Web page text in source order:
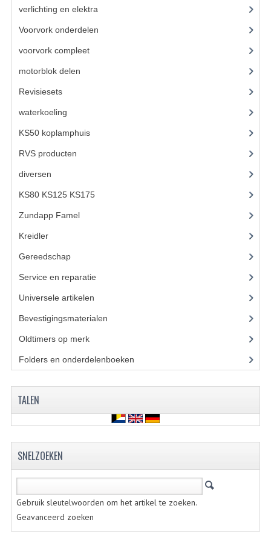
SPATBORDEN EN KENTEKENPLATEN
VOORVORK ONDERDELEN
MOTORBLOK DELEN
CARBURATEURDELEN
CARBURATEURS EN SPROEIERS
verlichting en elektra
Voorvork onderdelen
voorvork compleet(30)
motorblok delen
Revisiesets(85)
waterkoeling
KS50 koplamphuis(22)
RVS producten
diversen
KS80 KS125 KS175(310)
Zundapp Famel(61)
Kreidler(648)
Gereedschap(5)
Service en reparatie
Universele artikelen
Bevestigingsmaterialen
Oldtimers op merk(73)
Folders en onderdelenboeken
TALEN
SNELZOEKEN
Gebruik sleutelwoorden om het artikel te zoeken.
Geavanceerd zoeken